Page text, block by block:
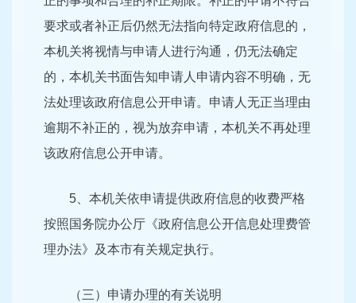
要求或者补正后仍然无法指向特定政府信息的，
本机关将视情与申请人进行沟通，仍无法确定
的，本机关书面告知申请人申请内容不明确，无
法处理该政府信息公开申请。申请人无正当理由
逾期不补正的，视为放弃申请，本机关不再处理
该政府信息公开申请。
5、本机关依申请提供政府信息的收费严格
按照国务院办公厅《政府信息公开信息处理费管
理办法》及本市有关规定执行。
（三）申请办理的有关说明